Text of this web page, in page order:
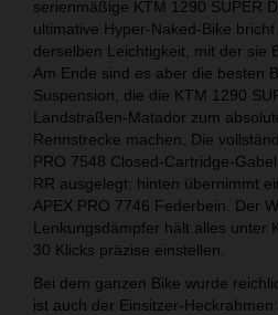
serienmäßige KTM 1290 SUPER
ultimative Hyper-Naked-Bike
derselben Leichtigkeit, mit der sie
Am Ende sind es aber die besten
Suspension, die die KTM 1290
Landstraßen-Matador zum
Rennstrecke machen. Die
PRO 7548 Closed-Cartridge-
RR ausgelegt; hinten übernimmt
APEX PRO 7746 Federbein. Der
Lenkungsdämpfer hält alles unter
30 Klicks präzise einstellen.
Bei dem ganzen Bike wurde
ist auch der Einsitzer-